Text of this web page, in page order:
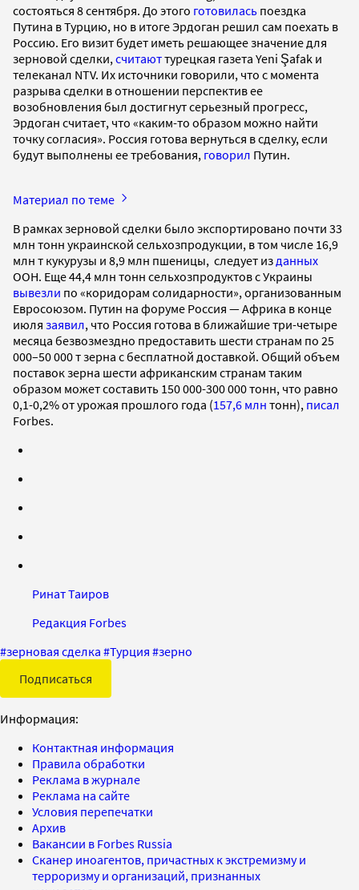
состояться 8 сентября. До этого готовилась поездка
Путина в Турцию, но в итоге Эрдоган решил сам поехать в
Россию. Его визит будет иметь решающее значение для
зерновой сделки, считаюттурецкая газета Yeni Şafak и
телеканал NTV. Их источники говорили, что с момента
разрыва сделки в отношении перспектив ее
возобновления был достигнут серьезный прогресс,
Эрдоган считает, что «каким-то образом можно найти
точку согласия». Россия готова вернуться в сделку, если
будут выполнены ее требования, говорил Путин.
Материал по теме
В рамках зерновой сделки было экспортировано почти 33
млн тонн украинской сельхозпродукции, в том числе 16,9
млн т кукурузы и 8,9 млн пшеницы, следует из данных
ООН. Еще 44,4 млн тонн сельхозпродуктов с Украины
вывезли по «коридорам солидарности», организованным
Евросоюзом. Путин на форуме Россия — Африка в конце
июля заявил, что Россия готова в ближайшие три-четыре
месяца безвозмездно предоставить шести странам по 25
000–50 000 т зерна с бесплатной доставкой. Общий объем
поставок зерна шести африканским странам таким
образом может составить 150 000-300 000 тонн, что равно
0,1-0,2% от урожая прошлого года (157,6 млн тонн), писал
Forbes.
Ринат Таиров
Редакция Forbes
#зерновая сделка #Турция #зерно
Подписаться
Информация:
Контактная информация
Правила обработки
Реклама в журнале
Реклама на сайте
Условия перепечатки
Архив
Вакансии в Forbes Russia
Сканер иноагентов, причастных к экстремизму и
терроризму и организаций, признанных